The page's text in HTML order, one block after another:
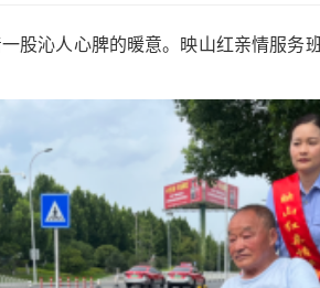
股沁人心脾的暖意。映山红亲情服务